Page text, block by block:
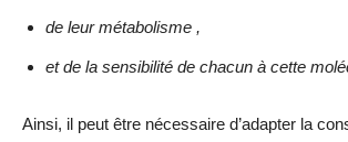
de leur métabolisme ,
et de la sensibilité de chacun à cette
Ainsi, il peut être nécessaire d’adapter la